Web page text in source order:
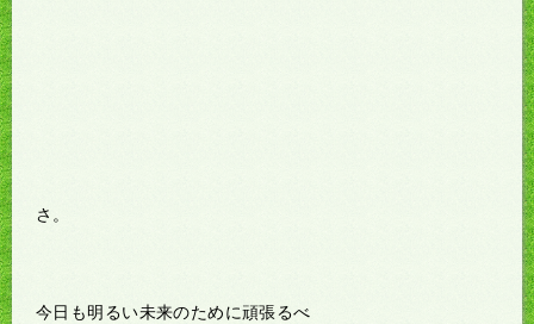
さ。
今日も明るい未来のために頑張るべ